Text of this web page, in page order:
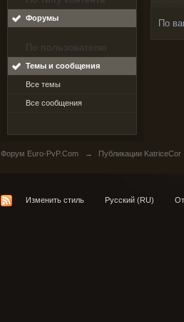
Форумы
По пользователю
Темы и сообщения
Все темы
Все сообщения
По
Форум Euro-PvP.Com → Публикации KatriceCor
Изменить стиль Русский (RU)